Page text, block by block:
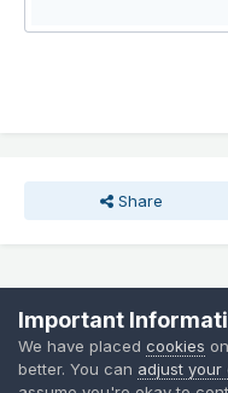
Share
Important
We have placed cookies
better. You can adjust your